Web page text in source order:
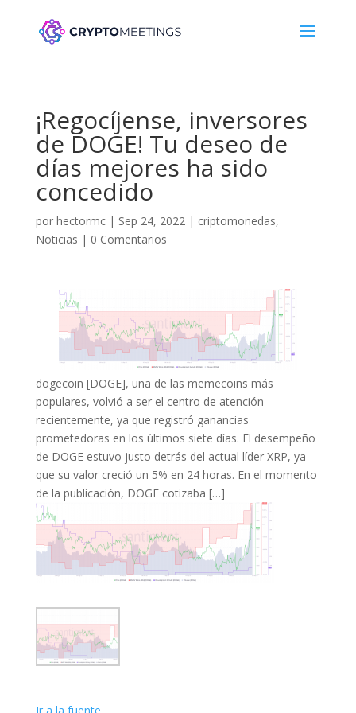
¡Regocíjense, inversores
de DOGE! Tu deseo de
días mejores ha sido
concedido
por hectormc| Sep 24, 2022| criptomonedas,
Noticias | 0 Comentarios
dogecoin [DOGE], una de las memecoins más
populares, volvió a ser el centro de atención
recientemente, ya que registró ganancias
prometedoras en los últimos siete días. El desempeño
de DOGE estuvo justo detrás del actual líder XRP, ya
que su valor creció un 5% en 24 horas. En el momento
de la publicación, DOGE cotizaba […]
Ir a la fuente